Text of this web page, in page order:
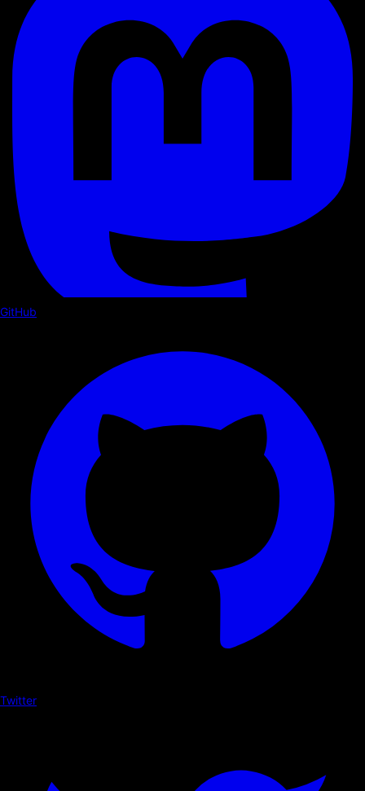
GitHub
Twitter